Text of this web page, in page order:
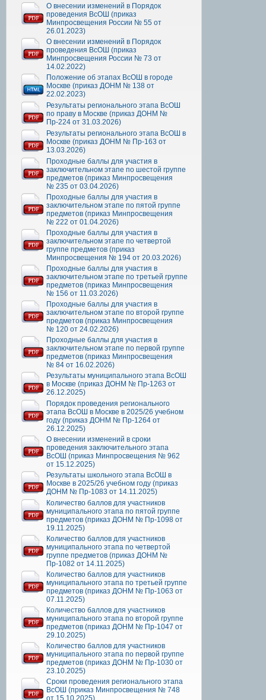
О внесении изменений в Порядок
проведения ВсОШ (приказ
Минпросвещения России № 55 от
26.01.2023)
О внесении изменений в Порядок
проведения ВсОШ (приказ
Минпросвещения России № 73 от
14.02.2022)
Положение об этапах ВсОШ в городе
Москве (приказ ДОНМ № 138 от
22.02.2023)
Результаты регионального этапа ВсОШ
по праву в Москве (приказ ДОНМ №
Пр-224 от 31.03.2026)
Результаты регионального этапа ВсОШ в
Москве (приказ ДОНМ № Пр-163 от
13.03.2026)
Проходные баллы для участия в
заключительном этапе по шестой группе
предметов (приказ Минпросвещения
№ 235 от 03.04.2026)
Проходные баллы для участия в
заключительном этапе по пятой группе
предметов (приказ Минпросвещения
№ 222 от 01.04.2026)
Проходные баллы для участия в
заключительном этапе по четвертой
группе предметов (приказ
Минпросвещения № 194 от 20.03.2026)
Проходные баллы для участия в
заключительном этапе по третьей группе
предметов (приказ Минпросвещения
№ 156 от 11.03.2026)
Проходные баллы для участия в
заключительном этапе по второй группе
предметов (приказ Минпросвещения
№ 120 от 24.02.2026)
Проходные баллы для участия в
заключительном этапе по первой группе
предметов (приказ Минпросвещения
№ 84 от 16.02.2026)
Результаты муниципального этапа ВсОШ
в Москве (приказ ДОНМ № Пр-1263 от
26.12.2025)
Порядок проведения регионального
этапа ВсОШ в Москве в 2025/26 учебном
году (приказ ДОНМ № Пр-1264 от
26.12.2025)
О внесении изменений в сроки
проведения заключительного этапа
ВсОШ (приказ Минпросвещения № 962
от 15.12.2025)
Результаты школьного этапа ВсОШ в
Москве в 2025/26 учебном году (приказ
ДОНМ № Пр-1083 от 14.11.2025)
Количество баллов для участников
муниципального этапа по пятой группе
предметов (приказ ДОНМ № Пр-1098 от
19.11.2025)
Количество баллов для участников
муниципального этапа по четвертой
группе предметов (приказ ДОНМ №
Пр-1082 от 14.11.2025)
Количество баллов для участников
муниципального этапа по третьей группе
предметов (приказ ДОНМ № Пр-1063 от
07.11.2025)
Количество баллов для участников
муниципального этапа по второй группе
предметов (приказ ДОНМ № Пр-1047 от
29.10.2025)
Количество баллов для участников
муниципального этапа по первой группе
предметов (приказ ДОНМ № Пр-1030 от
23.10.2025)
Сроки проведения регионального этапа
ВсОШ (приказ Минпросвещения № 748
от 15.10.2025)